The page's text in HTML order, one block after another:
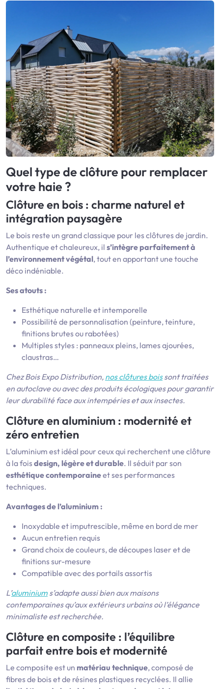
Quel type de clôture pour remplacer
votre haie ?
Clôture en bois : charme naturel et
intégration paysagère
Le bois reste un grand classique pour les clôtures de jardin.
Authentique et chaleureux, il s’intègre parfaitement à
l’environnement végétal, tout en apportant une touche
déco indéniable.
Ses atouts :
Esthétique naturelle et intemporelle
Possibilité de personnalisation (peinture, teinture,
finitions brutes ou rabotées)
Multiples styles : panneaux pleins, lames ajourées,
claustras…
Chez Bois Expo Distribution, nos clôtures boissont traitées
en autoclave ou avec des produits écologiques pour garantir
leur durabilité face aux intempéries et aux insectes.
Clôture en aluminium : modernité et
zéro entretien
L’aluminium est idéal pour ceux qui recherchent une clôture
à la foisdesign, légère et durable. Il séduit par son
esthétique contemporaineet ses performances
techniques.
Avantages de l’aluminium :
Inoxydable et imputrescible, même en bord de mer
Aucun entretien requis
Grand choix de couleurs, de découpes laser et de
finitions sur-mesure
Compatible avec des portails assortis
L’aluminium s’adapte aussi bien aux maisons
contemporaines qu’aux extérieurs urbains où l’élégance
minimaliste est recherchée.
Clôture en composite : l’équilibre
parfait entre bois et modernité
Le composite est un matériau technique, composé de
fibres de bois et de résines plastiques recyclées. Il allie